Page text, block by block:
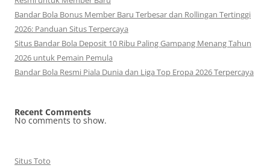
Bandar Bola Bonus Member Baru Terbesar dan Rollingan Tertinggi
2026: Panduan Situs Terpercaya
Situs Bandar Bola Deposit 10 Ribu Paling Gampang Menang Tahun
2026 untuk Pemain Pemula
Bandar Bola Resmi Piala Dunia dan Liga Top Eropa 2026 Terpercaya
Recent Comments
No comments to show.
Situs Toto